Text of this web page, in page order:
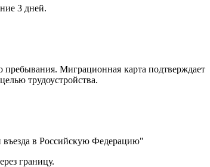
3 дней.
Миграционная карта подтверждает
трудоустройства.
в Российскую Федерацию"
границу.